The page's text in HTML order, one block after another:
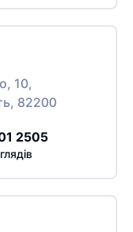
10,
82200
2505